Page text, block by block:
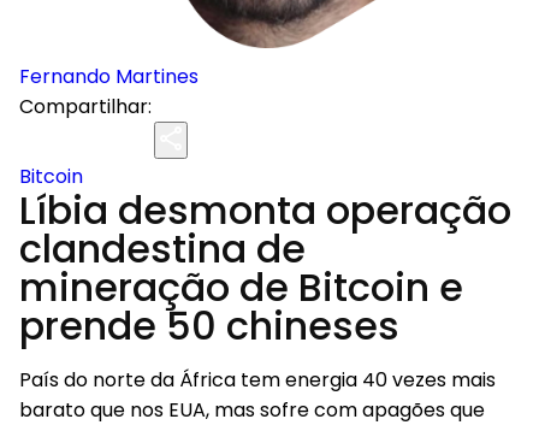
Fernando Martines
Compartilhar:
Bitcoin
Líbia desmonta operação
clandestina de
mineração de Bitcoin e
prende 50 chineses
País do norte da África tem energia 40 vezes mais
barato que nos EUA, mas sofre com apagões que